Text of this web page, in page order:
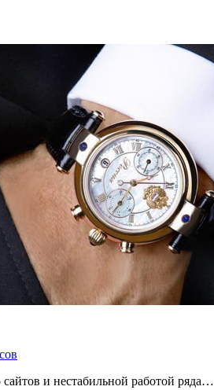
сайтов и нестабильной работой ряда…